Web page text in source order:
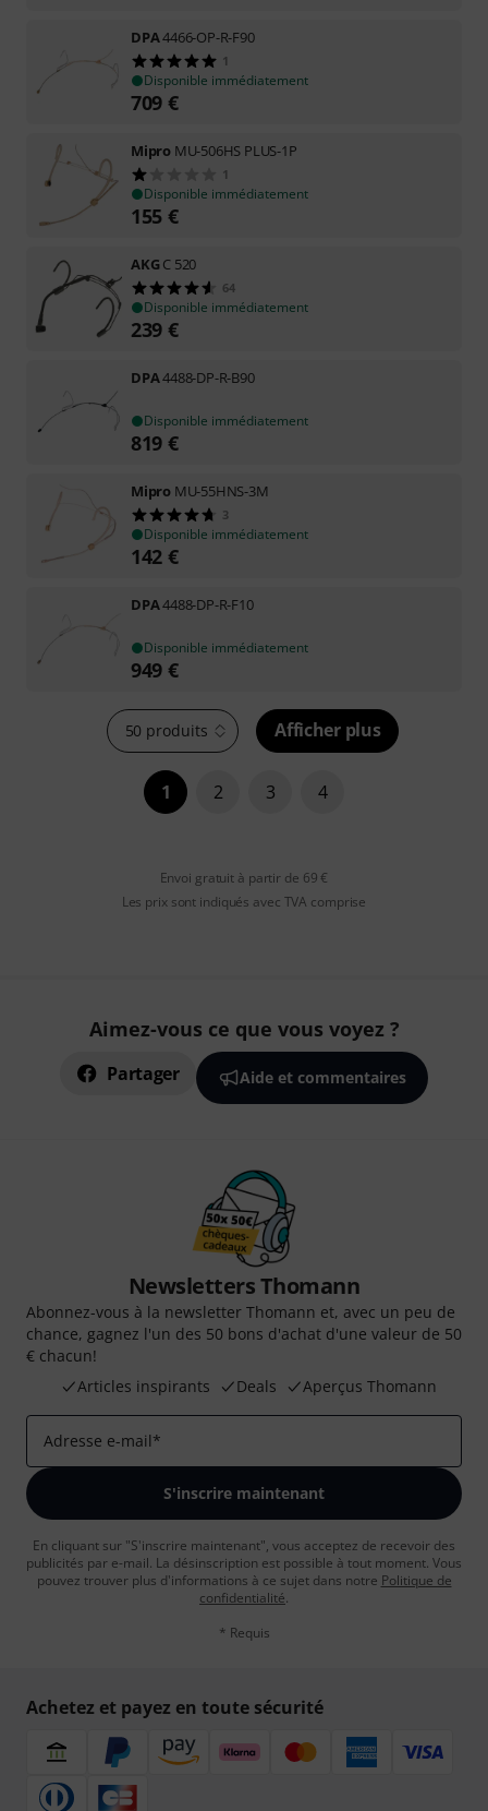
DPA4466-OP-R-F90
1
Disponible immédiatement
709 €
Mipro MU-506HS PLUS-1P
1
Disponible immédiatement
155 €
AKGC 520
64
Disponible immédiatement
239 €
DPA4488-DP-R-B90
Disponible immédiatement
819 €
Mipro MU-55HNS-3M
3
Disponible immédiatement
142 €
DPA4488-DP-R-F10
Disponible immédiatement
949 €
50 produits Afficher plus
1 2 3 4
Envoi gratuit à partir de 69 €
Les prix sont indiqués avec TVA comprise
Aimez-vous ce que vous voyez ?
Partager Aide et commentaires
Newsletters Thomann
Abonnez-vous à la newsletter Thomann et, avec un peu de
chance, gagnez l'un des 50 bons d'achat d'une valeur de 50
€ chacun!
Articles inspirants
Deals Aperçus Thomann
Adresse e-mail*
S'inscrire maintenant
En cliquant sur "S'inscrire maintenant", vous acceptez de recevoir des
publicités par e-mail. La désinscription est possible à tout moment. Vous
pouvez trouver plus d'informations à ce sujet dans notre Politique de
confidentialité.
* Requis
Achetez et payez en toute sécurité